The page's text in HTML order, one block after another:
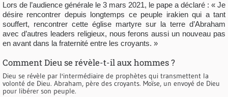
Lors de l’audience générale le 3 mars 2021, le pape a déclaré : « Je
désire rencontrer depuis longtemps ce peuple irakien qui a tant
souffert, rencontrer cette église martyre sur la terre d’Abraham
avec d’autres leaders religieux, nous ferons aussi un nouveau pas
en avant dans la fraternité entre les croyants. »
Comment Dieu se révèle-t-il aux hommes ?
Dieu se révèle par l'intermédiaire de prophètes qui transmettent la
volonté de Dieu. Abraham, père des croyants. Moïse, un envoyé de Dieu
pour libérer son peuple.